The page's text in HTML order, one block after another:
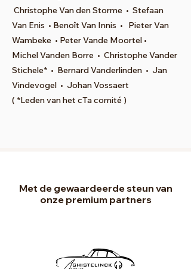
Christophe Van den Storme • Stefaan
Van Enis • Benoît Van Innis • Pieter Van
Wambeke • Peter Vande Moortel •
Michel Vanden Borre • Christophe Vander
Stichele* • Bernard Vanderlinden • Jan
Vindevogel • Johan Vossaert
( *Leden van het cTa comité )
Met de gewaardeerde steun van
onze premium partners